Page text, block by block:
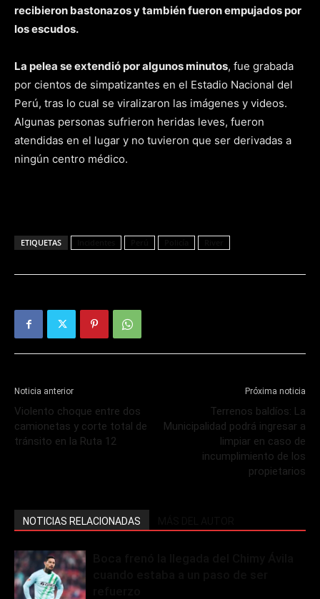
recibieron bastonazos y también fueron empujados por
los escudos.
La pelea se extendió por algunos minutos, fue grabada
por cientos de simpatizantes en el Estadio Nacional del
Perú, tras lo cual se viralizaron las imágenes y videos.
Algunas personas sufrieron heridas leves, fueron
atendidas en el lugar y no tuvieron que ser derivadas a
ningún centro médico.
ETIQUETAS
Noticia anterior
Violento choque entre dos
camionetas y corte total de
tránsito en la Ruta 12
Próxima noticia
Terrenos baldíos: La
Municipalidad podrá ingresar a
limpiar en caso de
incumplimiento de los
propietarios
NOTICIAS RELACIONADAS